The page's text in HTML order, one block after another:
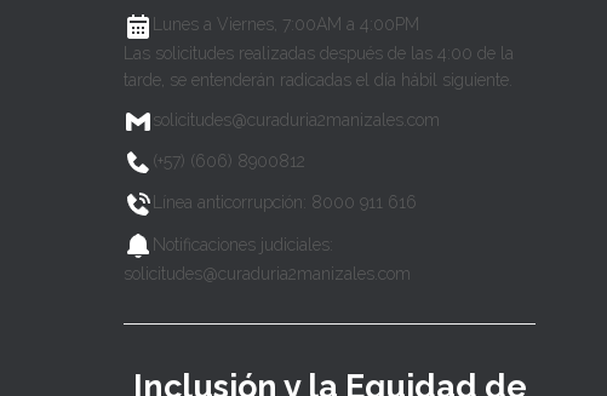
Lunes a Viernes, 7:00AM a 4:00PM
Las solicitudes realizadas después de las 4:00 de la
tarde, se entenderán radicadas el día hábil siguiente.
solicitudes@curaduria2manizales.com
(+57) (606) 8900812
Línea anticorrupción: 8000 911 616
Notificaciones judiciales:
solicitudes@curaduria2manizales.com
Inclusión y la Equidad de